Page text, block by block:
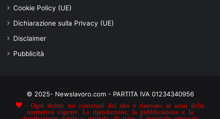
Cookie Policy (UE)
Dichiarazione sulla Privacy (UE)
Disclaimer
Pubblicità
© 2025- Newslavoro.com - PARTITA IVA 01234340956
- Ogni diritto sui contenuti del sito è riservato ai sensi della
normativa vigente. La riproduzione, la pubblicazione e la